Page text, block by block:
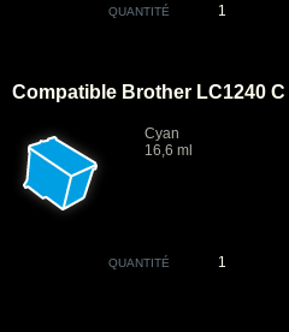
QUANTITÉ
Compatible Brother LC1240 C
Cyan
16,6 ml
QUANTITÉ